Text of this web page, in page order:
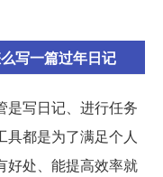
写一篇过年日记
是写日记、进行任务
具都是为了满足个人
好处、能提高效率就